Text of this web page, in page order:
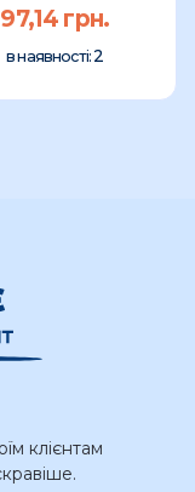
97,14 грн.
в наявності:2
клієнтам